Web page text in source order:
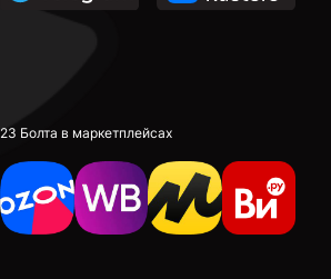
23 Болта в маркетплейсах